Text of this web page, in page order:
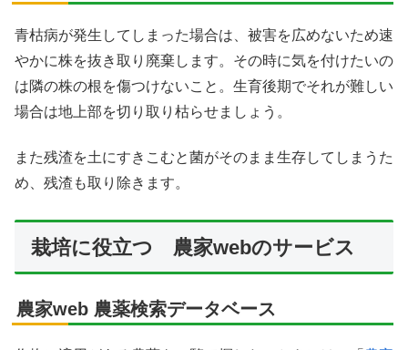
青枯病が発生してしまった場合は、被害を広めないため速
やかに株を抜き取り廃棄します。その時に気を付けたいの
は隣の株の根を傷つけないこと。生育後期でそれが難しい
場合は地上部を切り取り枯らせましょう。
また残渣を土にすきこむと菌がそのまま生存してしまうた
め、残渣も取り除きます。
栽培に役立つ 農家webのサービス
農家web 農薬検索データベース